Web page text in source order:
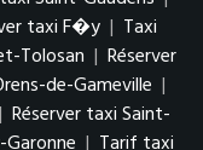
taxi F�y | Taxi
Tolosan | Réserver
de-Gameville |
| Réserver taxi Saint-
| Tarif taxi